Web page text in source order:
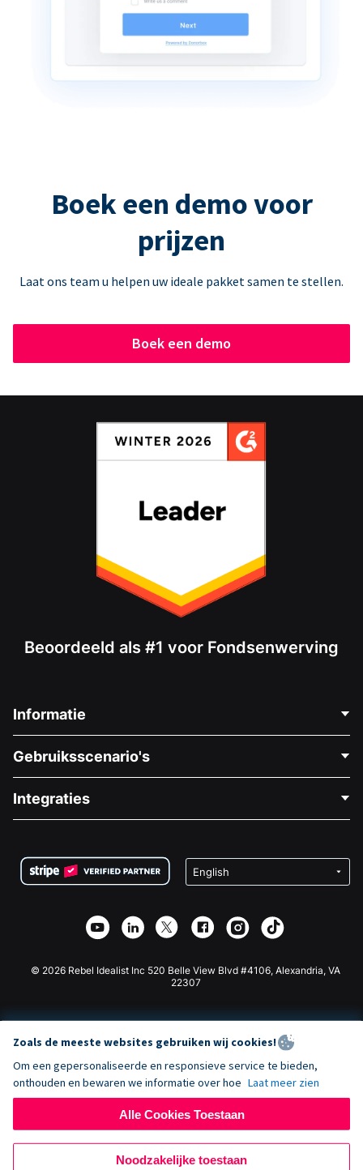
Boek een demo voor
prijzen
Laat ons team u helpen uw ideale pakket samen te stellen.
Boek een demo
Beoordeeld als #1 voor Fondsenwerving
Informatie
Over Ons
Vacatures
Privacy
Affiliate Partnerschap
Gebruiksscenario's
Medische Fondsenwerving
Goede Doelen Fondsenwerving
Integraties
Wix Donatie Plugin
Webflow Donatie App
Joomla Donatie
© 2026 Rebel Idealist Inc 520 Belle View Blvd #4106, Alexandria, VA
22307
Zoals de meeste websites gebruiken wij cookies!
Om een gepersonaliseerde en responsieve service te bieden,
onthouden en bewaren we informatie over hoe Laat meer zien
Alle Cookies Toestaan
Noodzakelijke toestaan